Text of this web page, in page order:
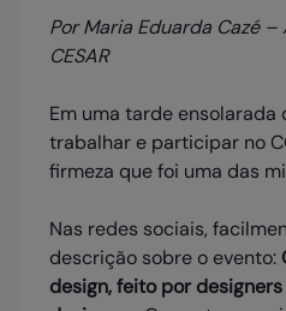
Por Maria Eduarda Cazé
CESAR
Em uma tarde ensolarada
trabalhar e participar no
firmeza que foi uma das
Nas redes sociais,
descrição sobre o evento:
design, feito por